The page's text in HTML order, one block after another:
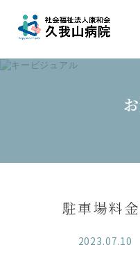
駐車場料
2023.07.10